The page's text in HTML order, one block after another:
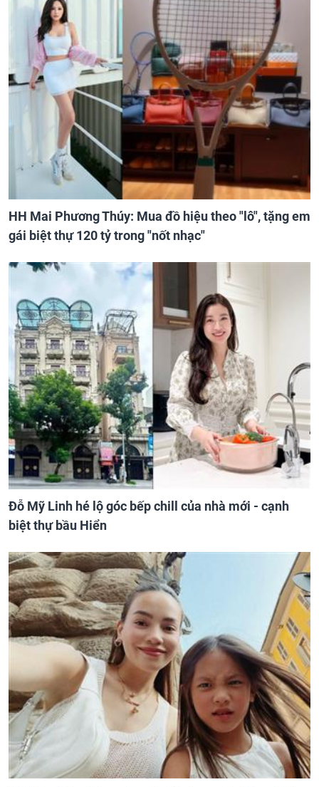
HH Mai Phương Thúy: Mua đồ hiệu theo "lô", tặng em
gái biệt thự 120 tỷ trong "nốt nhạc"
Đỗ Mỹ Linh hé lộ góc bếp chill của nhà mới - cạnh
biệt thự bầu Hiển